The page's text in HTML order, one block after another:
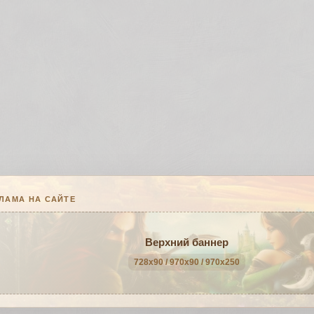
НА САЙТЕ
Верхний баннер
728x90 / 970x90 / 970x250